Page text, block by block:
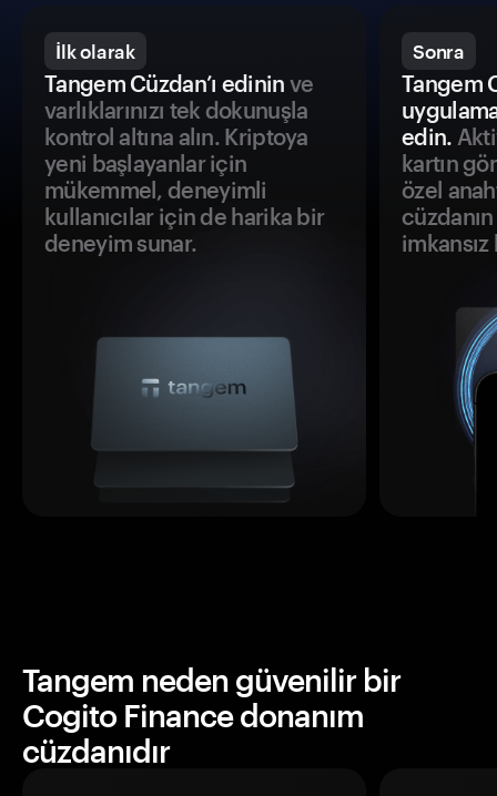
İlk olarak
Tangem Cüzdan’ı edinin ve
varlıklarınızı tek dokunuşla
kontrol altına alın. Kriptoya
yeni başlayanlar için
mükemmel, deneyimli
kullanıcılar için de harika bir
deneyim sunar.
Sonra
Tangem
edin.
kartın
özel
Tangem neden güvenilir bir
Cogito Finance donanım
cüzdanıdır